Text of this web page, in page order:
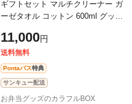
ギフトセット マルチクリーナー ガ
ーゼタオル コットン 600ml グッド
除 洗濯 天然由来 （ 安全基準NSF
11,000円
送料無料
Pontaパス特典
サンキュー配送
お弁当グッズのカラフルBOX